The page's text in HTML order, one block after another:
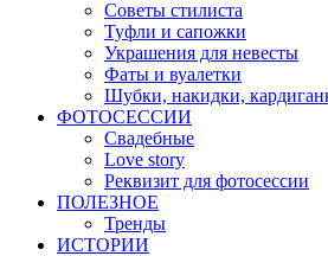
Советы стилиста
Туфли и сапожки
Украшения для невесты
Фаты и вуалетки
Шубки, накидки,
ФОТОСЕССИИ
Свадебные
Love story
Реквизит для фотосессии
ПОЛЕЗНОЕ
Тренды
ИСТОРИИ